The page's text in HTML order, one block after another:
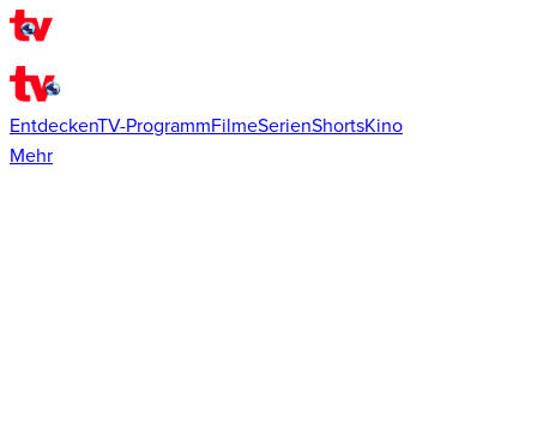
EntdeckenTV-ProgrammFilmeSerienShortsKino
Mehr